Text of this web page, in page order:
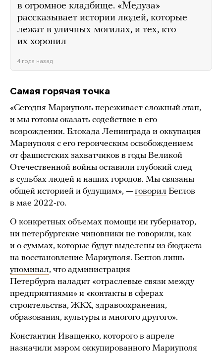
в огромное кладбище. «Медуза»
рассказывает истории людей, которые
лежат в уличных могилах, и тех, кто
их хоронил
4 года назад
Самая горячая точка
«Сегодня Мариуполь переживает сложный этап,
и мы готовы оказать содействие в его
возрождении. Блокада Ленинграда и оккупация
Мариуполя с его героическим освобождением
от фашистских захватчиков в годы Великой
Отечественной войны оставили глубокий след
в судьбах людей и наших городов. Мы связаны
общей историей и будущим», — говорил Беглов
в мае 2022-го.
О конкретных объемах помощи ни губернатор,
ни петербургские чиновники не говорили, как
и о суммах, которые будут выделены из бюджета
на восстановление Мариуполя. Беглов лишь
упоминал, что администрация
Петербурга наладит «отраслевые связи между
предприятиями» и «контакты в сферах
строительства, ЖКХ, здравоохранения,
образования, культуры и многого другого».
Константин Иващенко, которого в апреле
назначили мэром оккупированного Мариуполя